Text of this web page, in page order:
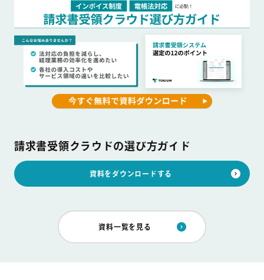
請求書受領クラウドの選び方ガイド
資料をダウンロードする
資料一覧を見る